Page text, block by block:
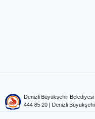
Denizli Büyükşehir Belediyesi
444 85 20 | Denizli